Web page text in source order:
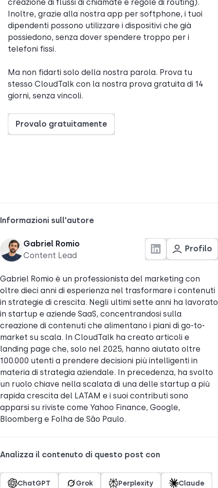
creazione di flussi di chiamate e regole di routing).
Inoltre, grazie alla nostra app per softphone, i tuoi
dipendenti possono utilizzare i dispositivi che già
possiedono, senza dover spendere troppo per i
telefoni fissi.
Ma non fidarti solo della nostra parola. Prova tu
stesso CloudTalk con la nostra prova gratuita di 14
giorni, senza vincoli.
Provalo gratuitamente
Informazioni sull'autore
Gabriel Romio
Content Lead
Profilo
Gabriel Romio è un professionista del marketing con
oltre dieci anni di esperienza nel trasformare i contenuti
in strategie di crescita. Negli ultimi sette anni ha lavorato
in startup e aziende SaaS, concentrandosi sulla
creazione di contenuti che alimentano i piani di go-to-
market su scala. In CloudTalk ha creato articoli e
landing page che, solo nel 2025, hanno aiutato oltre
100.000 utenti a prendere decisioni più intelligenti in
materia di strategia aziendale. In precedenza, ha svolto
un ruolo chiave nella scalata di una delle startup a più
rapida crescita del LATAM e i suoi contributi sono
apparsi su riviste come Yahoo Finance, Google,
Bloomberg e Folha de São Paulo.
Analizza il contenuto di questo post con
ChatGPT Grok Perplexity Claude